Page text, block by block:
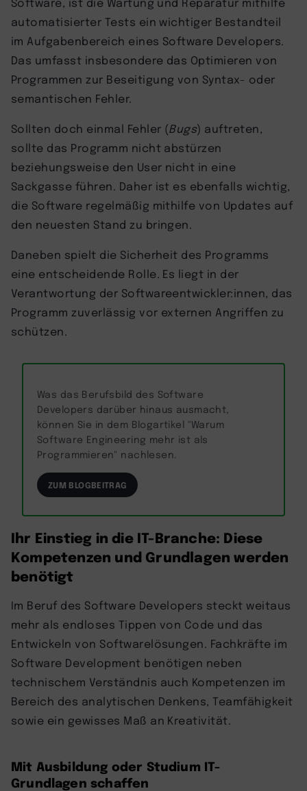
automatisierter Tests ein wichtiger Bestandteil
im Aufgabenbereich eines Software Developers.
Das umfasst insbesondere das Optimieren von
Programmen zur Beseitigung von Syntax- oder
semantischen Fehler.
Sollten doch einmal Fehler (Bugs) auftreten,
sollte das Programm nicht abstürzen
beziehungsweise den User nicht in eine
Sackgasse führen. Daher ist es ebenfalls wichtig,
die Software regelmäßig mithilfe von Updates auf
den neuesten Stand zu bringen.
Daneben spielt die Sicherheit des Programms
eine entscheidende Rolle. Es liegt in der
Verantwortung der Softwareentwickler:innen, das
Programm zuverlässig vor externen Angriffen zu
schützen.
Was das Berufsbild des Software
Developers darüber hinaus ausmacht,
können Sie in dem Blogartikel "Warum
Software Engineering mehr ist als
Programmieren" nachlesen.
ZUM BLOGBEITRAG
Ihr Einstieg in die IT-Branche: Diese
Kompetenzen und Grundlagen werden
benötigt
Im Beruf des Software Developers steckt weitaus
mehr als endloses Tippen von Code und das
Entwickeln von Softwarelösungen. Fachkräfte im
Software Development benötigen neben
technischem Verständnis auch Kompetenzen im
Bereich des analytischen Denkens, Teamfähigkeit
sowie ein gewisses Maß an Kreativität.
Mit Ausbildung oder Studium IT-
Grundlagen schaffen